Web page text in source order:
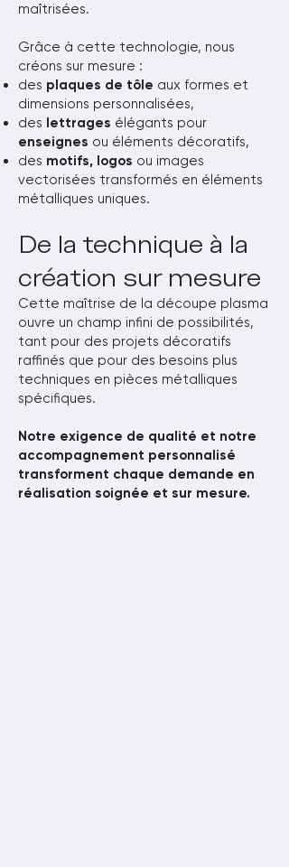
maîtrisées.
Grâce à cette technologie, nous
créons sur mesure :
des plaques de tôle aux formes et
dimensions personnalisées,
des lettrages élégants pour
enseignes ou éléments décoratifs,
des motifs, logos ou images
vectorisées transformés en éléments
métalliques uniques.
De la technique à la
création sur mesure
Cette maîtrise de la découpe plasma
ouvre un champ infini de possibilités,
tant pour des projets décoratifs
raffinés que pour des besoins plus
techniques en pièces métalliques
spécifiques.
Notre exigence de qualité et notre
accompagnement personnalisé
transforment chaque demande en
réalisation soignée et sur mesure.